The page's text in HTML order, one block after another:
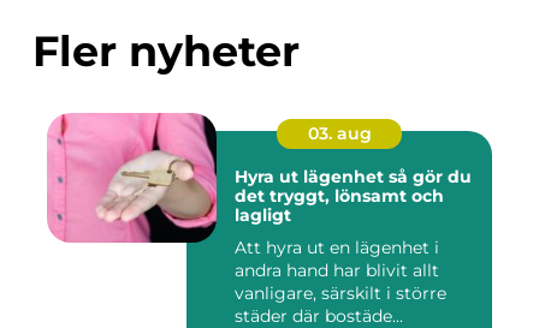
Fler nyheter
03. aug
Hyra ut lägenhet så gör du
det tryggt, lönsamt och
lagligt
Att hyra ut en lägenhet i
andra hand har blivit allt
vanligare, särskilt i större
städer där bostäde...